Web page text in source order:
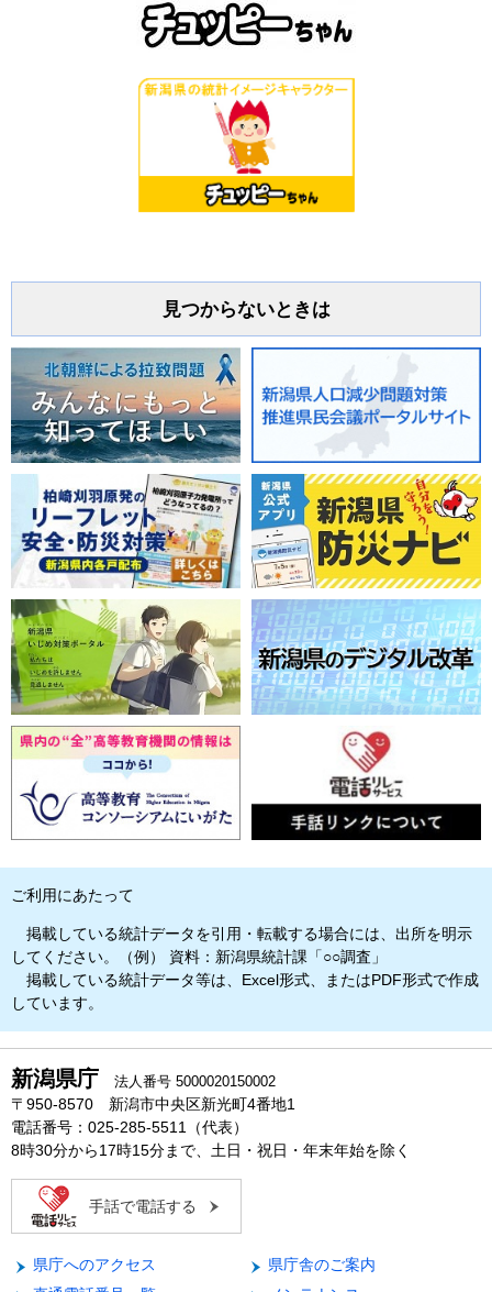
見つからないときは
ご利用にあたって
掲載している統計データを引用・転載する場合には、出所を明示
してください。（例） 資料：新潟県統計課「○○調査」
掲載している統計データ等は、Excel形式、またはPDF形式で作成
しています。
新潟県庁 法人番号 5000020150002
〒950-8570 新潟市中央区新光町4番地1
電話番号：025-285-5511（代表）
8時30分から17時15分まで、土日・祝日・年末年始を除く
手話で電話する
県庁へのアクセス
県庁舎のご案内